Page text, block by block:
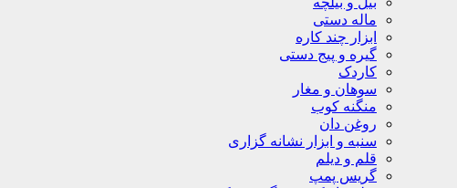
ماله دستی
ابزار چند کاره
گیره و پیج دستی
کاردک
سوهان و مغار
منگنه کوب
روغن دان
سنبه و ابزار نشانه گزاری
قلم و دیلم
گریس پمپ